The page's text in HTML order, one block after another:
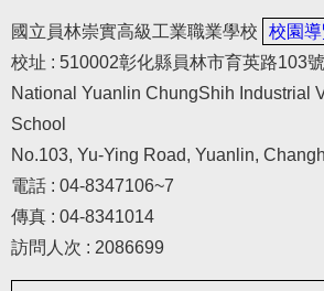
國立員林崇實高級工業職業學校
校園
校址 : 510002彰化縣員林市育英路103號
National Yuanlin ChungShih Industrial
School
No.103, Yu-Ying Road, Yuanlin,
電話 : 04-8347106~7
傳真 : 04-8341014
訪問人次 : 2086699